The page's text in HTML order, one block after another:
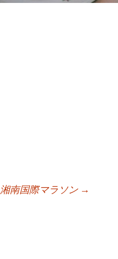
湘南国際マラソン →